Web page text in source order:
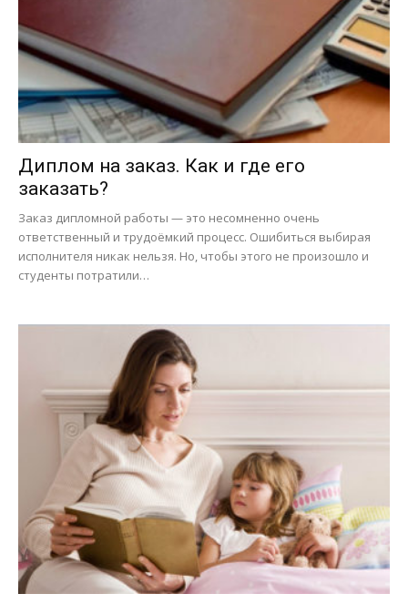
Диплом на заказ. Как и где его
заказать?
Заказ дипломной работы — это несомненно очень
ответственный и трудоёмкий процесс. Ошибиться выбирая
исполнителя никак нельзя. Но, чтобы этого не произошло и
студенты потратили…